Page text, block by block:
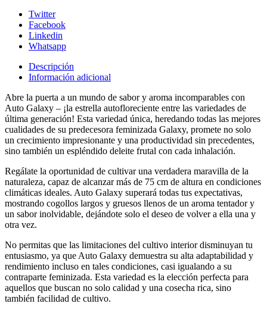
Twitter
Facebook
Linkedin
Whatsapp
Descripción
Información adicional
Abre la puerta a un mundo de sabor y aroma incomparables con
Auto Galaxy – ¡la estrella autofloreciente entre las variedades de
última generación! Esta variedad única, heredando todas las mejores
cualidades de su predecesora feminizada Galaxy, promete no solo
un crecimiento impresionante y una productividad sin precedentes,
sino también un espléndido deleite frutal con cada inhalación.
Regálate la oportunidad de cultivar una verdadera maravilla de la
naturaleza, capaz de alcanzar más de 75 cm de altura en condiciones
climáticas ideales. Auto Galaxy superará todas tus expectativas,
mostrando cogollos largos y gruesos llenos de un aroma tentador y
un sabor inolvidable, dejándote solo el deseo de volver a ella una y
otra vez.
No permitas que las limitaciones del cultivo interior disminuyan tu
entusiasmo, ya que Auto Galaxy demuestra su alta adaptabilidad y
rendimiento incluso en tales condiciones, casi igualando a su
contraparte feminizada. Esta variedad es la elección perfecta para
aquellos que buscan no solo calidad y una cosecha rica, sino
también facilidad de cultivo.